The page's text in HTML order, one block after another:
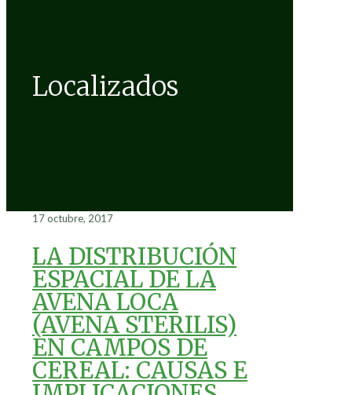
Localizados
17 octubre, 2017
LA DISTRIBUCIÓN
ESPACIAL DE LA
AVENA LOCA
(AVENA STERILIS)
EN CAMPOS DE
CEREAL: CAUSAS E